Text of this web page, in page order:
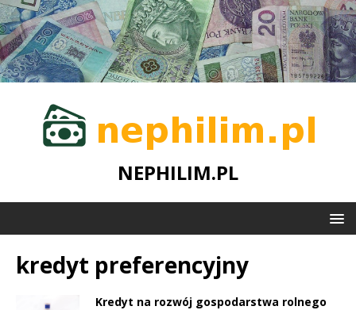
NEPHILIM.PL
kredyt preferencyjny
Kredyt na rozwój gospodarstwa rolnego